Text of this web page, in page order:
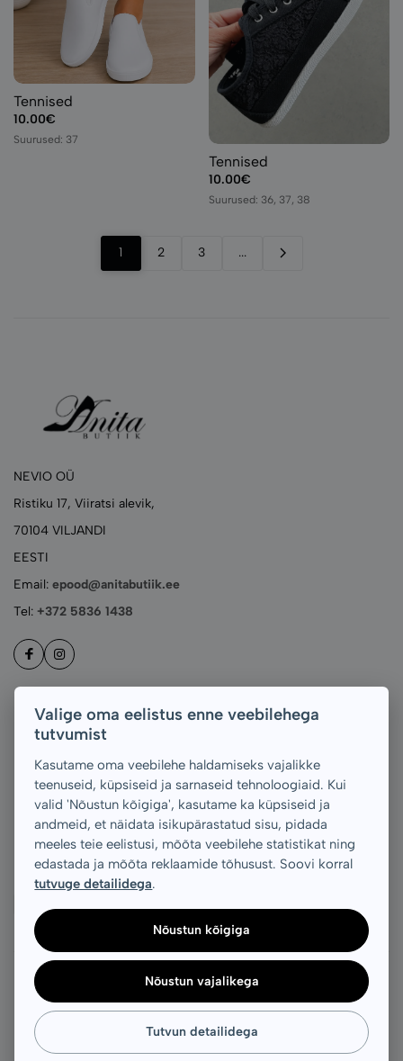
Tennised
10.00€
Suurused: 37
Tennised
10.00€
Suurused: 36, 37, 38
1 2 3 ...
NEVIO OÜ
Ristiku 17, Viiratsi alevik,
70104 VILJANDI
EESTI
Email: epood@anitabutiik.ee
Tel: +372 5836 1438
Kiirviited
Kliendi info
Liitu uudiskirjaga
Maksevõimalused
© 2026 Nevio OÜ Anita Butiik. Kõik õigused reserveeritud
Veebi platvorm:Procommerce
Valige oma eelistus enne veebilehega
tutvumist
Kasutame oma veebilehe haldamiseks vajalikke
teenuseid, küpsiseid ja sarnaseid tehnoloogiaid. Kui
valid 'Nõustun kõigiga', kasutame ka küpsiseid ja
andmeid, et näidata isikupärastatud sisu, pidada
meeles teie eelistusi, mõõta veebilehe statistikat ning
edastada ja mõõta reklaamide tõhusust. Soovi korral
tutvuge detailidega.
Nõustun kõigiga
Nõustun vajalikega
Tutvun detailidega